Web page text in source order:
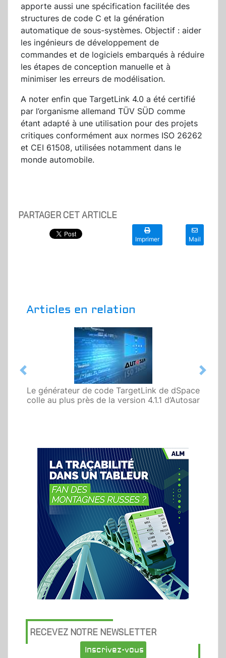
apporte aussi une spécification facilitée des
structures de code C et la génération
automatique de sous-systèmes. Objectif : aider
les ingénieurs de développement de
commandes et de logiciels embarqués à réduire
les étapes de conception manuelle et à
minimiser les erreurs de modélisation.
A noter enfin que TargetLink 4.0 a été certifié
par l’organisme allemand TÜV SÜD comme
étant adapté à une utilisation pour des projets
critiques conformément aux normes ISO 26262
et CEI 61508, utilisées notamment dans le
monde automobile.
PARTAGER CET ARTICLE
Imprimer Mail
Articles en relation
Le générateur de code TargetLink de dSpace
colle au plus près de la version 4.1.1 d’Autosar
Previous Next
RECEVEZ NOTRE NEWSLETTER
Inscrivez-vous